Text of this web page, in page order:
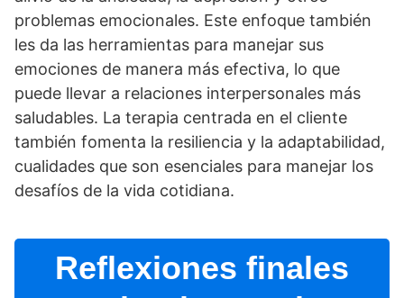
problemas emocionales. Este enfoque también
les da las herramientas para manejar sus
emociones de manera más efectiva, lo que
puede llevar a relaciones interpersonales más
saludables. La terapia centrada en el cliente
también fomenta la resiliencia y la adaptabilidad,
cualidades que son esenciales para manejar los
desafí­os de la vida cotidiana.
Reflexiones finales